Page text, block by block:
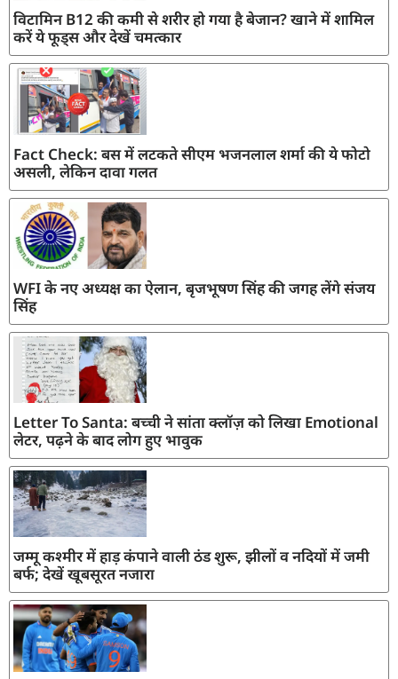
विटामिन B12 की कमी से शरीर हो गया है बेजान? खाने में शामिल
करें ये फूड्स और देखें चमत्कार
Fact Check: बस में लटकते सीएम भजनलाल शर्मा की ये फोटो
असली, लेकिन दावा गलत
WFI के नए अध्यक्ष का ऐलान, बृजभूषण सिंह की जगह लेंगे संजय
सिंह
Letter To Santa: बच्ची ने सांता क्लॉज़ को लिखा Emotional
लेटर, पढ़ने के बाद लोग हुए भावुक
जम्मू कश्मीर में हाड़ कंपाने वाली ठंड शुरू, झीलों व नदियों में जमी
बर्फ; देखें खूबसूरत नजारा